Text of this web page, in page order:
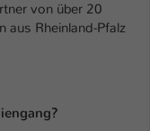
von über 20
aus Rheinland-Pfalz